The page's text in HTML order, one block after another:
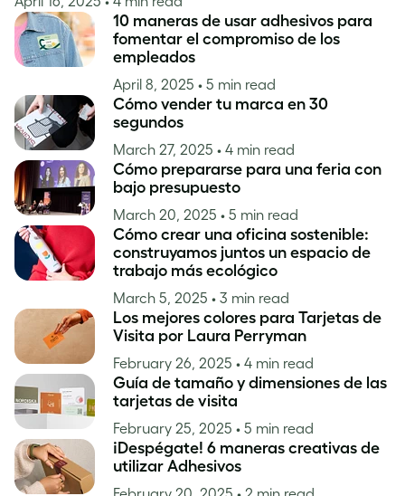
10 maneras de usar adhesivos para
fomentar el compromiso de los
empleados
April 8, 2025 • 5 min read
Cómo vender tu marca en 30
segundos
March 27, 2025 • 4 min read
Cómo prepararse para una feria con
bajo presupuesto
March 20, 2025 • 5 min read
Cómo crear una oficina sostenible:
construyamos juntos un espacio de
trabajo más ecológico
March 5, 2025 • 3 min read
Los mejores colores para Tarjetas de
Visita por Laura Perryman
February 26, 2025 • 4 min read
Guía de tamaño y dimensiones de las
tarjetas de visita
February 25, 2025 • 5 min read
¡Despégate! 6 maneras creativas de
utilizar Adhesivos